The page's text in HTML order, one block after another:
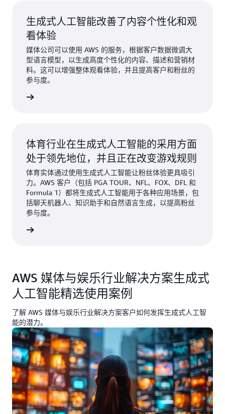
生成式人工智能改善了内容个性化和观
看体验
媒体公司可以使用 AWS 的服务，根据客户数据微调大
型语言模型，以生成高度个性化的内容、描述和营销材
料。这可以增强整体观看体验，并且提高客户和粉丝的
参与度。
体育行业在生成式人工智能的采用方面
处于领先地位，并且正在改变游戏规则
体育实体通过使用生成式人工智能让粉丝体验更具吸引
力。AWS 客户（包括 PGA TOUR、NFL、FOX、DFL 和
Formula 1）都将生成式人工智能用于各种应用场景，包
括聊天机器人、知识助手和自然语言生成，以提高粉丝
参与度。
AWS 媒体与娱乐行业解决方案生成式
人工智能精选使用案例
了解 AWS 媒体与娱乐行业解决方案客户如何发挥生成式人工智
能的潜力。